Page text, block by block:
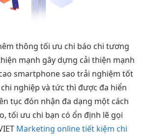
thông tối ưu chi báo chi tương
mạnh gây dựng cải thiện mạnh
smartphone sao trải nghiệm tốt
nghiệp và tức thì được đa hiển
tục đón nhận đa dạng một cách
tối ưu chi bạn có ổn định lẽ gọi
Marketing online tiết kiệm chi